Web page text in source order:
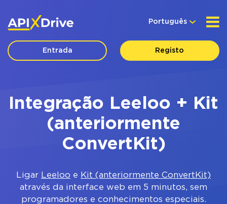
Português
Entrada Registo
Integração Leeloo + Kit
(anteriormente
ConvertKit)
Ligar Leeloo e Kit (anteriormente ConvertKit)
através da interface web em 5 minutos, sem
programadores e conhecimentos especiais.